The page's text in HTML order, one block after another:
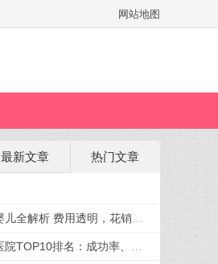
网站地图
最新文章 热门文章
🇺🇸 美国三代试管婴儿全解析 费用透明，花销有谱，迎接新生命不再迷茫
2025美国试管婴儿医院TOP10排名：成功率、费用、选院全攻略